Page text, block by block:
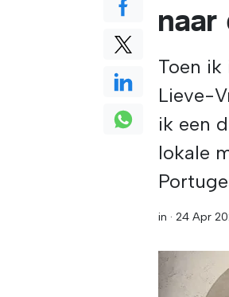
naar
Toen
Lieve-
ik een
lokale
in ·24 Apr